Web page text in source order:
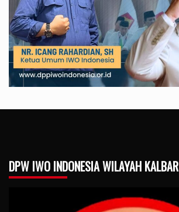
DPW IWO INDONESIA WILAYAH KALBAR